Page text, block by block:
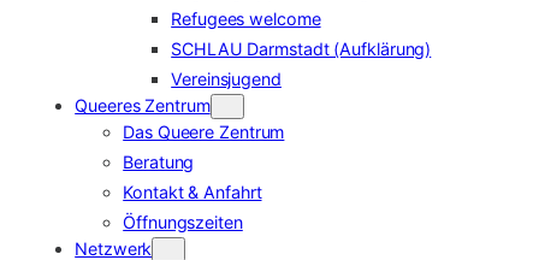
Refugees welcome
SCHLAU Darmstadt (Aufklärung)
Vereinsjugend
Queeres Zentrum
Das Queere Zentrum
Beratung
Kontakt & Anfahrt
Öffnungszeiten
Netzwerk